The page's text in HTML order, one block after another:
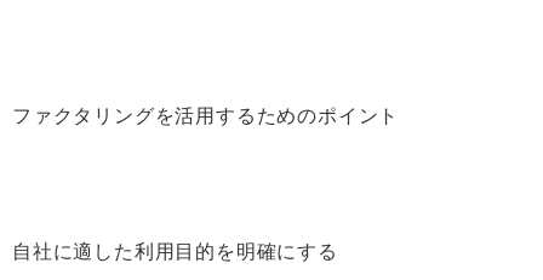
ファクタリングを活用するためのポイント
自社に適した利用目的を明確にする